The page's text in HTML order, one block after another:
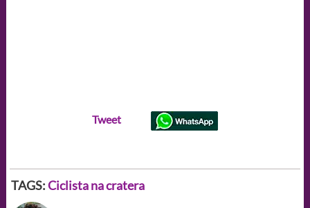
Tweet
TAGS:Ciclista na cratera